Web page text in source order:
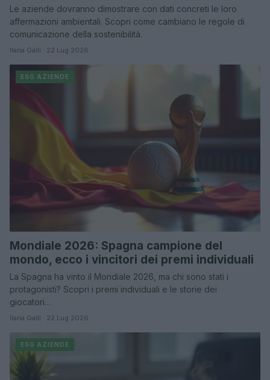
Le aziende dovranno dimostrare con dati concreti le loro
affermazioni ambientali. Scopri come cambiano le regole di
comunicazione della sostenibilità.
Ilaria Galli · 22 Lug 2026
ESG AZIENDE
Mondiale 2026: Spagna campione del
mondo, ecco i vincitori dei premi individuali
La Spagna ha vinto il Mondiale 2026, ma chi sono stati i
protagonisti? Scopri i premi individuali e le storie dei
giocatori…
Ilaria Galli · 22 Lug 2026
ESG AZIENDE